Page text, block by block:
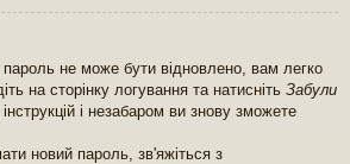
не може бути відновлено, вам легко
на сторінку логування та натисніть Забули
і незабаром ви знову зможете
новий пароль, зв'яжіться з